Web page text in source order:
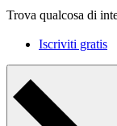
Trova qualcosa di
Iscriviti gratis